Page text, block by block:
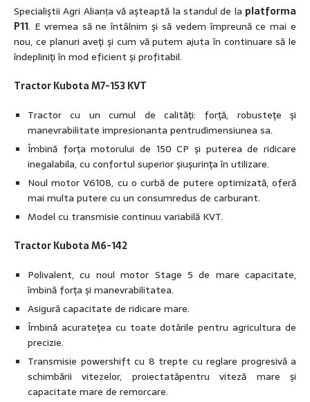
Specialiştii Agri Alianța vă aşteaptă la standul de la platforma
P11. E vremea să ne întâlnim şi să vedem împreună ce mai e
nou, ce planuri aveţi şi cum vă putem ajuta în continuare să le
îndepliniţi în mod eficient şi profitabil.
Tractor Kubota M7-153 KVT
Tractor cu un cumul de calităţi: forţă, robusteţe şi
manevrabilitate impresionanta pentrudimensiunea sa.
Îmbină forţa motorului de 150 CP şi puterea de ridicare
inegalabila, cu confortul superior şiuşurinţa în utilizare.
Noul motor V6108, cu o curbă de putere optimizată, oferă
mai multa putere cu un consumredus de carburant.
Model cu transmisie continuu variabilă KVT.
Tractor Kubota M6-142
Polivalent, cu noul motor Stage 5 de mare capacitate,
îmbină forţa şi manevrabilitatea.
Asigură capacitate de ridicare mare.
Îmbină acurateţea cu toate dotările pentru agricultura de
precizie.
Transmisie powershift cu 8 trepte cu reglare progresivă a
schimbării vitezelor, proiectatăpentru viteză mare şi
capacitate mare de remorcare.